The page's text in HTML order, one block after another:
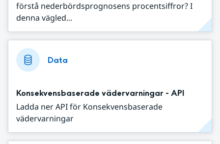
förstå nederbördsprognosens procentsiffror? I
denna vägled...
Data
Konsekvensbaserade vädervarningar - API
Ladda ner API för Konsekvensbaserade
vädervarningar